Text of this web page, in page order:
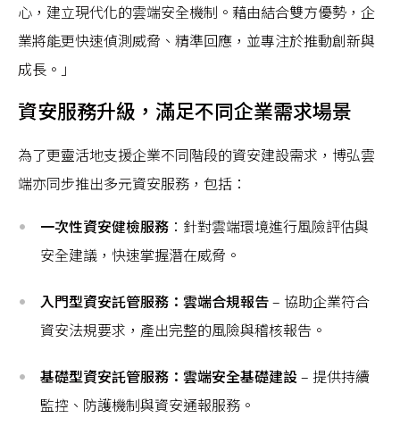
心，建立現代化的雲端安全機制。藉由結合雙方優勢，企
業將能更快速偵測威脅、精準回應，並專注於推動創新與
成長。」
資安服務升級，滿足不同企業需求場景
為了更靈活地支援企業不同階段的資安建設需求，博弘雲
端亦同步推出多元資安服務，包括：
一次性資安健檢服務 ：針對雲端環境進行風險評估與
安全建議，快速掌握潛在威脅。
入門型資安託管服務：雲端合規報告– 協助企業符合
資安法規要求，產出完整的風險與稽核報告。
基礎型資安託管服務：雲端安全基礎建設– 提供持續
監控、防護機制與資安通報服務。